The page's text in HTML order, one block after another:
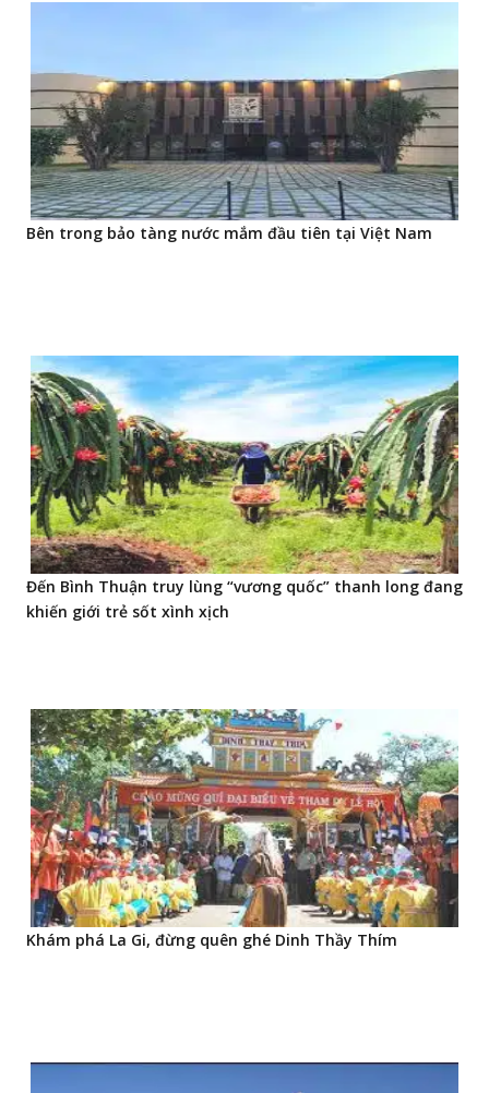
Bên trong bảo tàng nước mắm đầu tiên tại Việt Nam
Đến Bình Thuận truy lùng “vương quốc” thanh long đang
khiến giới trẻ sốt xình xịch
Khám phá La Gi, đừng quên ghé Dinh Thầy Thím